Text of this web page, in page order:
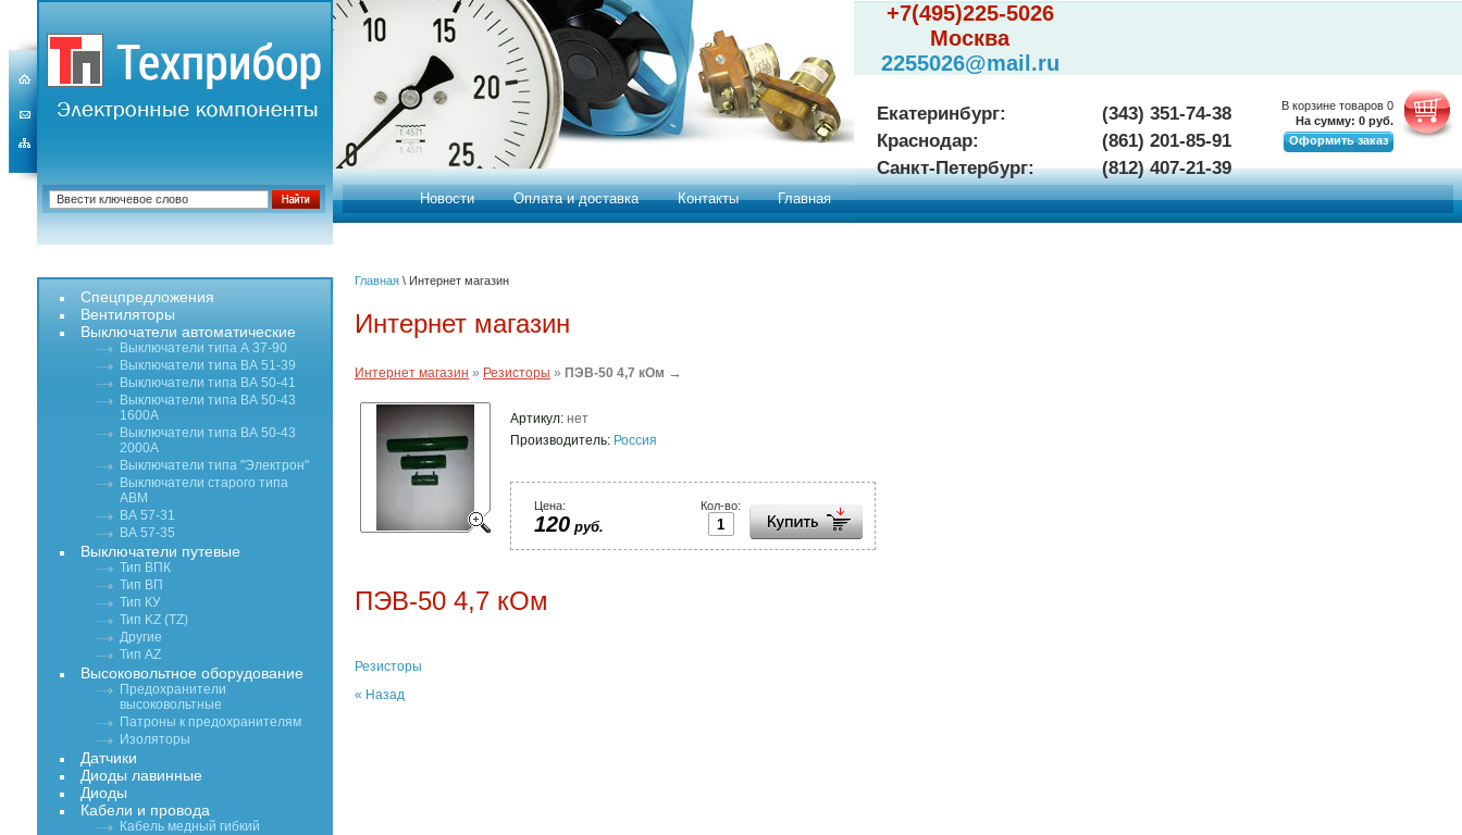
+7(495)225-5026
Москва
2255026@mail.ru
Екатеринбург:
(343) 351-74-38
Краснодар:
(861) 201-85-91
Санкт-Петербург:
(812) 407-21-39
В корзине товаров 0
На сумму: 0 руб.
Оформить заказ
Новости Оплата и доставка Контакты Главная
Главная \ Интернет магазин
Интернет магазин
Интернет магазин » Резисторы » ПЭВ-50 4,7 кОм →
Артикул: нет
Производитель: Россия
Кол-во:
Цена:
120 руб.
ПЭВ-50 4,7 кОм
Резисторы
« Назад
Спецпредложения
Вентиляторы
Выключатели автоматические
Выключатели типа А 37-90
Выключатели типа ВА 51-39
Выключатели типа ВА 50-41
Выключатели типа ВА 50-43
1600А
Выключатели типа ВА 50-43
2000А
Выключатели типа "Электрон"
Выключатели старого типа
АВМ
ВА 57-31
ВА 57-35
Выключатели путевые
Тип ВПК
Тип ВП
Тип КУ
Тип KZ (TZ)
Другие
Тип AZ
Высоковольтное оборудование
Предохранители
высоковольтные
Патроны к предохранителям
Изоляторы
Датчики
Диоды лавинные
Диоды
Кабели и провода
Кабель медный гибкий